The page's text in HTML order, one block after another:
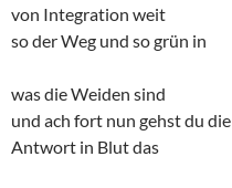
von Integration weit
so der Weg und so grün in
was die Weiden sind
und ach fort nun gehst du die
Antwort in Blut das